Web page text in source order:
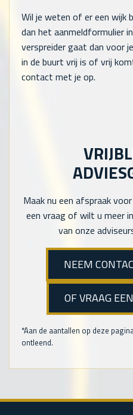
Wil je weten of er een wijk
dan het aanmeldformulier
verspreider gaat dan voor
in de buurt vrij is of vrij
contact met je op.
Maak nu een afspraak
een vraag of wilt u meer
van onze
NEEM
OF VRAAG
*Aan de aantallen op deze
ontleend.